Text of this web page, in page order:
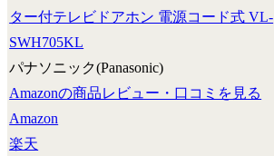
ター付テレビドアホン 電源コード式 VL-
SWH705KL
パナソニック(Panasonic)
Amazonの商品レビュー・口コミを見る
Amazon
楽天